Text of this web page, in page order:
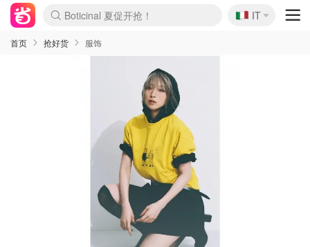
Boticinal 夏促开抢！
4折！lulu周四疯狂上新
速领！Stanley独家85折
Zalando 奥莱闪促！每日更新
🇮🇹
IT
首页 抢好货 服饰